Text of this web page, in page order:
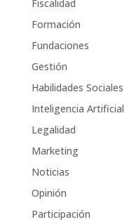
Fiscalidad
Formación
Fundaciones
Gestión
Habilidades Sociales
Inteligencia Artificial
Legalidad
Marketing
Noticias
Opinión
Participación